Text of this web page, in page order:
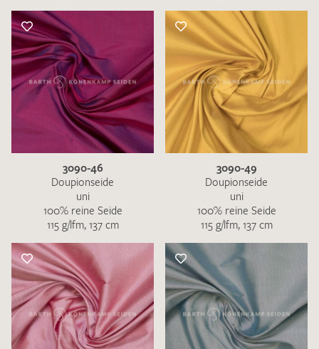
3090-46
Doupionseide
uni
100% reine Seide
115 g/lfm, 137 cm
3090-49
Doupionseide
uni
100% reine Seide
115 g/lfm, 137 cm